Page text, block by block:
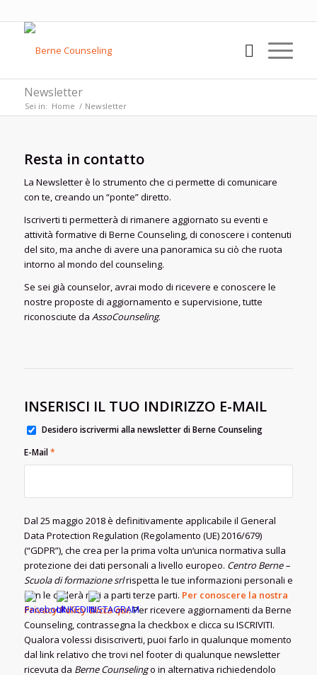
Newsletter
Sei in: Home / Newsletter
Resta in contatto
La Newsletter è lo strumento che ci permette di comunicare
con te, creando un “ponte” diretto.
Iscriverti ti permetterà di rimanere aggiornato su eventi e
attività formative di Berne Counseling, di conoscere i contenuti
del sito, ma anche di avere una panoramica su ciò che ruota
intorno al mondo del counseling.
Se sei già counselor, avrai modo di ricevere e conoscere le
nostre proposte di aggiornamento e supervisione, tutte
riconosciute da AssoCounseling.
INSERISCI IL TUO INDIRIZZO E-MAIL
Desidero iscrivermi alla newsletter di Berne Counseling
E-Mail*
Dal 25 maggio 2018 è definitivamente applicabile il General
Data Protection Regulation (Regolamento (UE) 2016/679)
(“GDPR”), che crea per la prima volta un‘unica normativa sulla
protezione dei dati personali a livello europeo. Centro Berne –
Scuola di formazione srlrispetta le tue informazioni personali e
non le cederà mai a parti terze parti. Per conoscere la nostra
Privacy Policyclicca qui. Per ricevere aggiornamenti da Berne
Counseling, contrassegna la checkbox e clicca su ISCRIVITI.
Qualora volessi disiscriverti, puoi farlo in qualunque momento
dal link relativo che trovi nel footer di qualunque newsletter
ricevuta da Berne Counselingo in alternativa richiedendolo